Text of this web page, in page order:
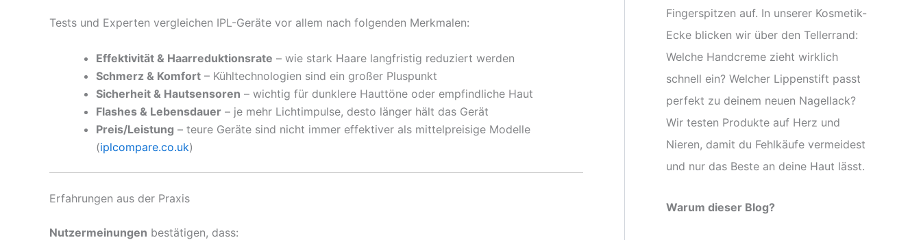
Tests und Experten vergleichen IPL-Geräte vor allem nach folgenden Merkmalen:
Effektivität & Haarreduktionsrate – wie stark Haare langfristig reduziert werden
Schmerz & Komfort – Kühltechnologien sind ein großer Pluspunkt
Sicherheit & Hautsensoren – wichtig für dunklere Hauttöne oder empfindliche Haut
Flashes & Lebensdauer – je mehr Lichtimpulse, desto länger hält das Gerät
Preis/Leistung – teure Geräte sind nicht immer effektiver als mittelpreisige Modelle
(iplcompare.co.uk)
Erfahrungen aus der Praxis
Nutzermeinungen bestätigen, dass:
Fingerspitzen auf. In unserer Kosmetik-
Ecke blicken wir über den Tellerrand:
Welche Handcreme zieht wirklich
schnell ein? Welcher Lippenstift passt
perfekt zu deinem neuen Nagellack?
Wir testen Produkte auf Herz und
Nieren, damit du Fehlkäufe vermeidest
und nur das Beste an deine Haut lässt.
Warum dieser Blog?